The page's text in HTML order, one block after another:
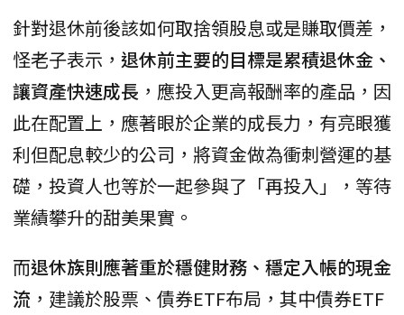
針對退休前後該如何取捨領股息或是賺取價差，
怪老子表示， 退休前主要的目標是累積退休金、
讓資產快速成長 ，應投入更高報酬率的產品，因
此在配置上，應著眼於企業的成長力，有亮眼獲
利但配息較少的公司，將資金做為衝刺營運的基
礎，投資人也等於一起參與了「再投入」，等待
業績攀升的甜美果實。
而退休族則應著重於穩健財務、穩定入帳的現金
流 ，建議於股票、債券ETF布局，其中債券ETF